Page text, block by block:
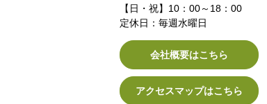
【日・祝】10：00～18：00
定休日：毎週水曜日
会社概要はこちら
アクセスマップはこちら